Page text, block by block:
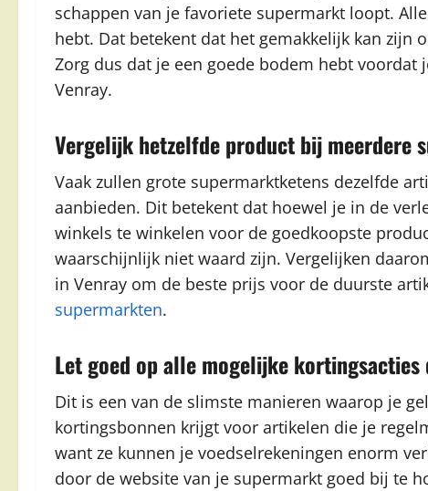
schappen van je favoriete supermarkt loopt.
hebt. Dat betekent dat het gemakkelijk kan zijn
Zorg dus dat je een goede bodem hebt voordat
Venray.
Vergelijk hetzelfde product bij meerdere
Vaak zullen grote supermarktketens dezelfde
aanbieden. Dit betekent dat hoewel je in de
winkels te winkelen voor de goedkoopste
waarschijnlijk niet waard zijn. Vergelijken
in Venray om de beste prijs voor de duurste
supermarkten.
Let goed op alle mogelijke
Dit is een van de slimste manieren waarop je
kortingsbonnen krijgt voor artikelen die je
want ze kunnen je voedselrekeningen enorm
door de website van je supermarkt goed bij te